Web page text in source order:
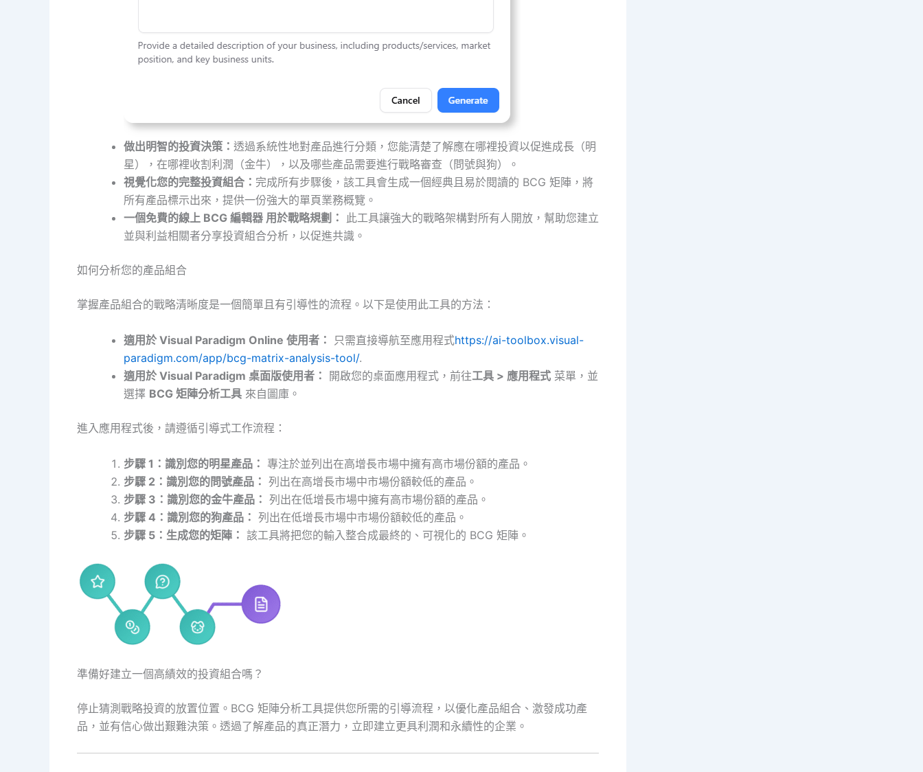
做出明智的投資決策： 透過系統性地對產品進行分類，您能清楚了解應在哪裡投資以促進成長（明
星），在哪裡收割利潤（金牛），以及哪些產品需要進行戰略審查（問號與狗）。
視覺化您的完整投資組合： 完成所有步驟後，該工具會生成一個經典且易於閱讀的 BCG 矩陣，將
所有產品標示出來，提供一份強大的單頁業務概覽。
一個免費的線上 BCG 編輯器 用於戰略規劃：
此工具讓強大的戰略架構對所有人開放，幫助您建立
並與利益相關者分享投資組合分析，以促進共識。
如何分析您的產品組合
掌握產品組合的戰略清晰度是一個簡單且有引導性的流程。以下是使用此工具的方法：
適用於 Visual Paradigm Online 使用者： 只需直接導航至應用程式https://ai-toolbox.visual-
paradigm.com/app/bcg-matrix-analysis-tool/.
適用於 Visual Paradigm 桌面版使用者： 開啟您的桌面應用程式，前往工具 > 應用程式 菜單，並
選擇 BCG 矩陣分析工具 來自圖庫。
進入應用程式後，請遵循引導式工作流程：
步驟 1：識別您的明星產品： 專注於並列出在高增長市場中擁有高市場份額的產品。
步驟 2：識別您的問號產品： 列出在高增長市場中市場份額較低的產品。
步驟 3：識別您的金牛產品： 列出在低增長市場中擁有高市場份額的產品。
步驟 4：識別您的狗產品： 列出在低增長市場中市場份額較低的產品。
步驟 5：生成您的矩陣： 該工具將把您的輸入整合成最終的、可視化的 BCG 矩陣。
準備好建立一個高績效的投資組合嗎？
停止猜測戰略投資的放置位置。BCG 矩陣分析工具提供您所需的引導流程，以優化產品組合、激發成功產
品，並有信心做出艱難決策。透過了解產品的真正潛力，立即建立更具利潤和永續性的企業。